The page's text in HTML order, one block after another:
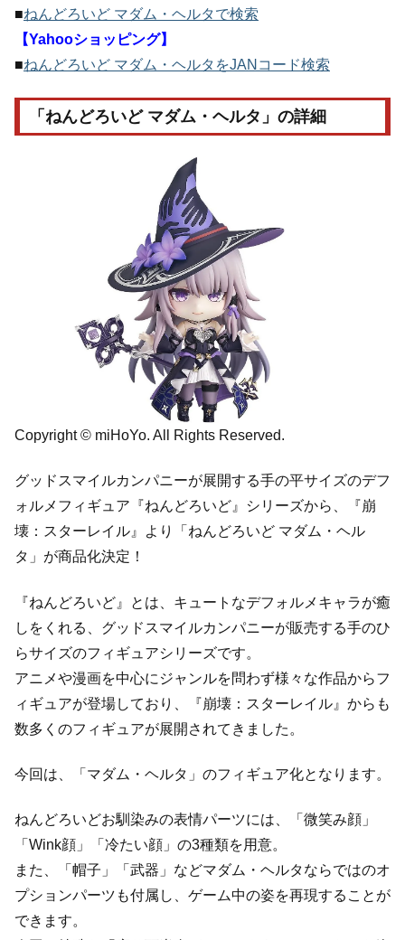
■ねんどろいど マダム・ヘルタで検索
【Yahooショッピング】
■ねんどろいど マダム・ヘルタをJANコード検索
「ねんどろいど マダム・ヘルタ」の詳細
Copyright © miHoYo. All Rights Reserved.
グッドスマイルカンパニーが展開する手の平サイズのデフ
ォルメフィギュア『ねんどろいど』シリーズから、『崩
壊：スターレイル』より「ねんどろいど マダム・ヘル
タ」が商品化決定！
『ねんどろいど』とは、キュートなデフォルメキャラが癒
しをくれる、グッドスマイルカンパニーが販売する手のひ
らサイズのフィギュアシリーズです。
アニメや漫画を中心にジャンルを問わず様々な作品からフ
ィギュアが登場しており、『崩壊：スターレイル』からも
数多くのフィギュアが展開されてきました。
今回は、「マダム・ヘルタ」のフィギュア化となります。
ねんどろいどお馴染みの表情パーツには、「微笑み顔」
「Wink顔」「冷たい顔」の3種類を用意。
また、「帽子」「武器」などマダム・ヘルタならではのオ
プションパーツも付属し、ゲーム中の姿を再現することが
できます。